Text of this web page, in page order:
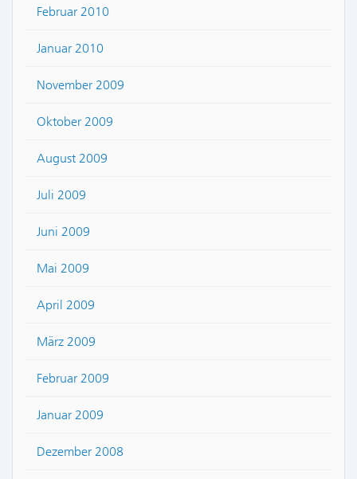
Februar 2010
Januar 2010
November 2009
Oktober 2009
August 2009
Juli 2009
Juni 2009
Mai 2009
April 2009
März 2009
Februar 2009
Januar 2009
Dezember 2008